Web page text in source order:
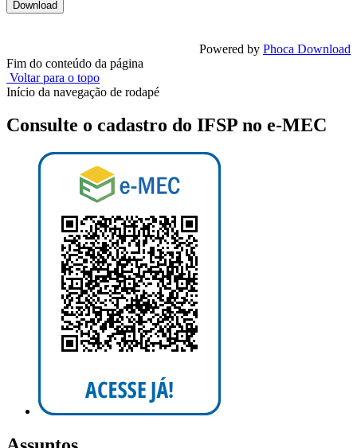
Powered by Phoca Download
Fim do conteúdo da página
Voltar para o topo
Início da navegação de rodapé
Consulte o cadastro do IFSP no e-MEC